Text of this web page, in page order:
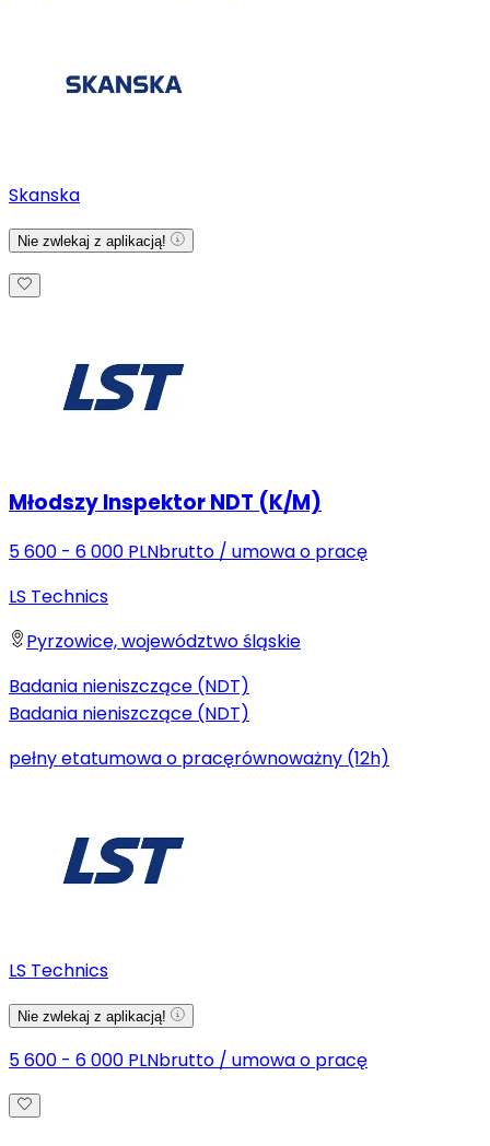
Skanska
Nie zwlekaj z aplikacją!
Młodszy Inspektor NDT (K/M)
5 600 - 6 000 PLNbrutto / umowa o pracę
LS Technics
Pyrzowice, województwo śląskie
Badania nieniszczące (NDT)
Badania nieniszczące (NDT)
pełny etatumowa o pracęrównoważny (12h)
LS Technics
Nie zwlekaj z aplikacją!
5 600 - 6 000 PLNbrutto / umowa o pracę